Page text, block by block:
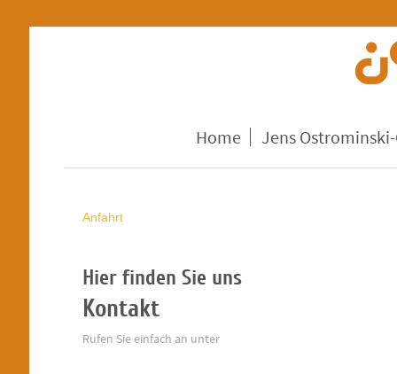
Home Jens
Anfahrt
Hier finden Sie uns
Kontakt
Rufen Sie einfach an unter